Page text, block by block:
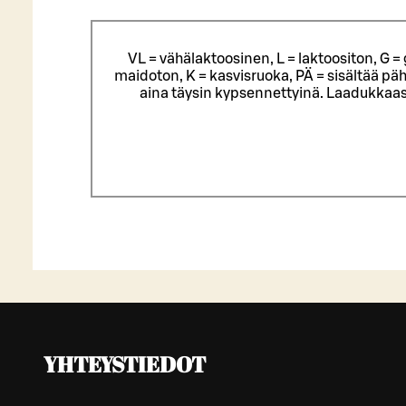
VL = vähälaktoosinen, L = laktoositon, G
maidoton, K = kasvisruoka, PÄ = sisältää
aina täysin kypsennettyinä.
YHTEYSTIEDOT